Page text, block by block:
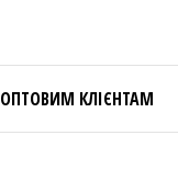
ОПТОВИМ КЛІЄНТАМ